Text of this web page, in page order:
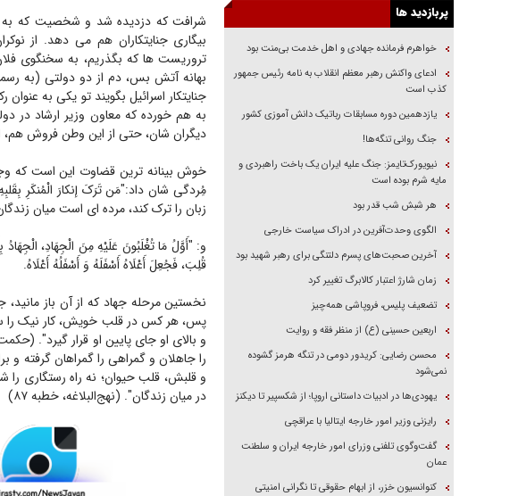
شرافت که دزدیده شد و شخصیت که به
بیگاری جنایتکاران هم می دهد. از
تروریست ها که بگذریم، به سخنگوی
بهانه آتش بس، دم از دو دولتی (به
جنایتکار اسرائیل بگویند تو یکی به
به هم خورده که معاون وزیر ارشاد در
دیگران شان، حتی از این وطن فروش هم،
خوش بینانه ترین قضاوت این است که
مُِردگی شان داد:"مَن تَرَکَ إنکارَ الْمُنکَرِ
زبان را ترک کند، مرده ‏ای است میان زندگان".
و: "أَوَّلُ مَا تُغْلَبُونَ عَلَیْهِ مِنَ الْجِهَادِ،
قُلِبَ، فَجُعِلَ أَعْلَاهُ أَسْفَلَهُ وَ أَسْفَلُهُ أَعْلَاهُ.
نخستین مرحله جهاد که از آن باز
پس، هر کس در قلب خویش، کار نیک را
را جاهلان و گمراهی را گمراهان
و قلبش، قلب حیوان؛ نه راه رستگاری را
در میان زندگان". (نهج‌البلاغه، خطبه ۸۷)
پربازدید ها
خواهرم فرمانده جهادی و اهل خدمت بی‌منت بود
ادعای واکنش رهبر معظم انقلاب به نامه رئیس جمهور
کذب است
یازدهمین دوره مسابقات رباتیک دانش آموزی کشور
جنگ روانی تنگه‌ها!
نیویورک‌تایمز: جنگ علیه ایران یک باخت راهبردی و
مایه شرم بوده است
هر شبش شب قدر بود
الگوی وحدت‌آفرین در ادراک سیاست خارجی
آخرین صحبت‌های پسرم دلتنگی برای رهبر شهید بود
زمان شارژ اعتبار کالابرگ تغییر کرد
تضعیف پلیس، فروپاشی همه‌چیز
اربعین حسینی (ع) از منظر فقه و روایت
محسن رضایی: کریدور دومی در تنگه هرمز گشوده
نمی‌شود
یهودی‌ها در ادبیات داستانی اروپا؛ از شکسپیر تا دیکنز
رایزنی وزیر امور خارجه ایتالیا با عراقچی
گفت‌وگوی تلفنی وزرای امور خارجه ایران و سلطنت
عمان
کنوانسیون خزر، از ابهام حقوقی تا نگرانی امنیتی